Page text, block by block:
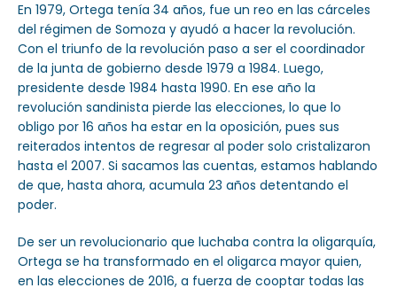
En 1979, Ortega tenía 34 años, fue un reo en las cárceles
del régimen de Somoza y ayudó a hacer la revolución.
Con el triunfo de la revolución paso a ser el coordinador
de la junta de gobierno desde 1979 a 1984. Luego,
presidente desde 1984 hasta 1990. En ese año la
revolución sandinista pierde las elecciones, lo que lo
obligo por 16 años ha estar en la oposición, pues sus
reiterados intentos de regresar al poder solo cristalizaron
hasta el 2007. Si sacamos las cuentas, estamos hablando
de que, hasta ahora, acumula 23 años detentando el
poder.
De ser un revolucionario que luchaba contra la oligarquía,
Ortega se ha transformado en el oligarca mayor quien,
en las elecciones de 2016, a fuerza de cooptar todas las